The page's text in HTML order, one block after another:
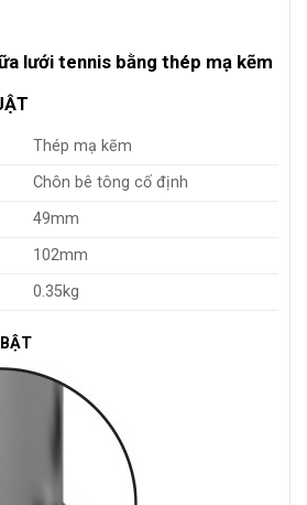
lưới tennis bằng thép mạ kẽm
Thép mạ kẽm
Chôn bê tông cố định
49mm
102mm
0.35kg